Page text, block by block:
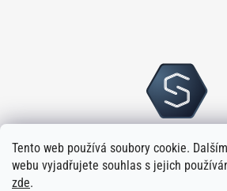
Tento web používá soubory cookie.
webu vyjadřujete souhlas s jejich
zde.